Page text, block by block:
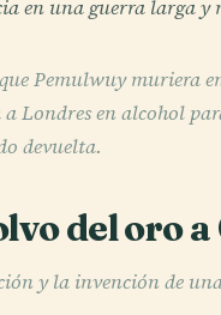
en una guerra larga y
Pemulwuy muriera
Londres en alcohol
devuelta.
del oro
y la invención de